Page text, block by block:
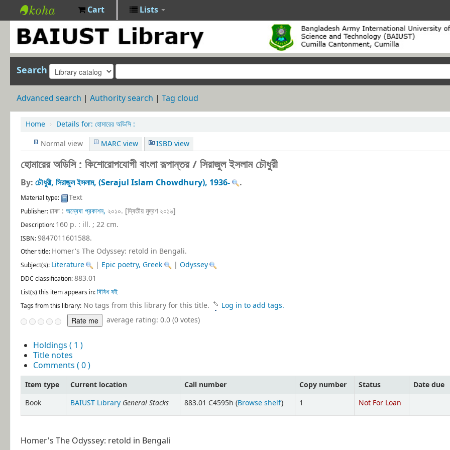
BAIUST
Library
Cart Lists
Search
Advanced search Authority search Tag cloud
Home › Details for: হোমারের অডিসি :
Normal view
MARC view ISBD view
হোমারের অডিসি : কিশোরোপযোগী বাংলা রূপান্তর /সিরাজুল ইসলাম চৌধুরী
By: চৌধুরী, সিরাজুল ইসলাম, (Serajul Islam Chowdhury), 1936- .
Material type: Text
Publisher:ঢাকা : অন্বেষা প্রকাশন, ২০১০. [দ্বিতীয় মুদ্রণ ২০১৬]
Description: 160 p. : ill. ; 22 cm.
ISBN:9847011601588.
Other title: Homer's The Odyssey: retold in Bengali.
Subject(s): Literature | Epic poetry, Greek | Odyssey
DDC classification:883.01
List(s) this item appears in:বিবিধ বই
Tags from this library: No tags from this library for this title.
Log in to add tags.
average rating: 0.0 (0 votes)
Holdings ( 1 )
Title notes
Comments ( 0 )
Item type Current location Call number Copy number Status Date due
Book
BAIUST Library General Stacks 883.01 C4595h (Browse shelf) 1 Not For Loan
Homer's The Odyssey: retold in Bengali